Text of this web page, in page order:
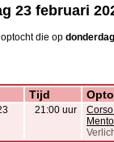
23 februari
die op
Tijd
21:00 uur